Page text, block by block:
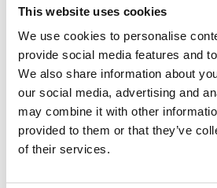
This website uses cookies
We use cookies to personalise
provide social media features and
We also share information about
our social media, advertising and
may combine it with other
provided to them or that they’ve
of their services.
également aux femmes et aux
Comment s’en assurer ?
Nous fonctionnons avec des
propositions, auxquels
organisations de la société
Les projets proposés doivent
comprendre un volet dédié aux